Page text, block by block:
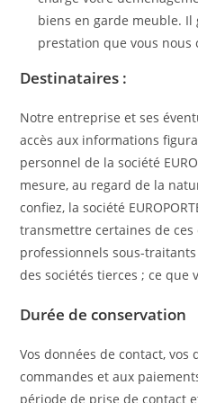
biens en garde meuble.
prestation que vous nous
Destinataires :
Notre entreprise et ses
accès aux informations
personnel de la société
mesure, au regard de la
confiez, la société
transmettre certaines de ces
professionnels sous-traitants
des sociétés tierces ; ce que
Durée de conservation
Vos données de contact, vos
commandes et aux
période de prise de contact